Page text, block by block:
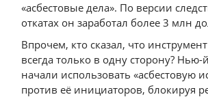
«асбестовые дела». По версии
откатах он заработал более 3 млн
Впрочем, кто сказал, что
всегда только в одну сторону?
начали использовать «асбестовую
против её инициаторов, блокируя